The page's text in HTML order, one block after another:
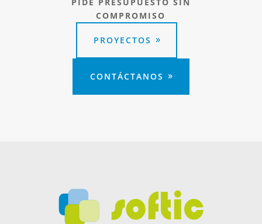
COMPROMISO
PROYECTOS
CONTÁCTANOS